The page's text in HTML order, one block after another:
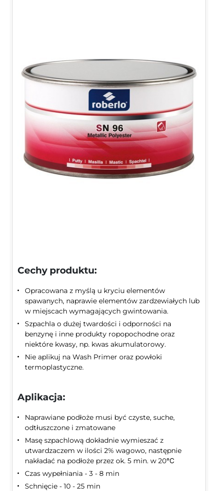
Cechy produktu:
Opracowana z myślą u kryciu elementów
spawanych, naprawie elementów zardzewiałych lub
w miejscach wymagających gwintowania.
Szpachla o dużej twardości i odporności na
benzynę i inne produkty ropopochodne oraz
niektóre kwasy, np. kwas akumulatorowy.
Nie aplikuj na Wash Primer oraz powłoki
termoplastyczne.
Aplikacja:
Naprawiane podłoże musi być czyste, suche,
odtłuszczone i zmatowane
Masę szpachlową dokładnie wymieszać z
utwardzaczem w ilości 2% wagowo, następnie
nakładać na podłoże przez ok. 5 min. w 20℃
Czas wypełniania - 3 - 8 min
Schnięcie - 10 - 25 min